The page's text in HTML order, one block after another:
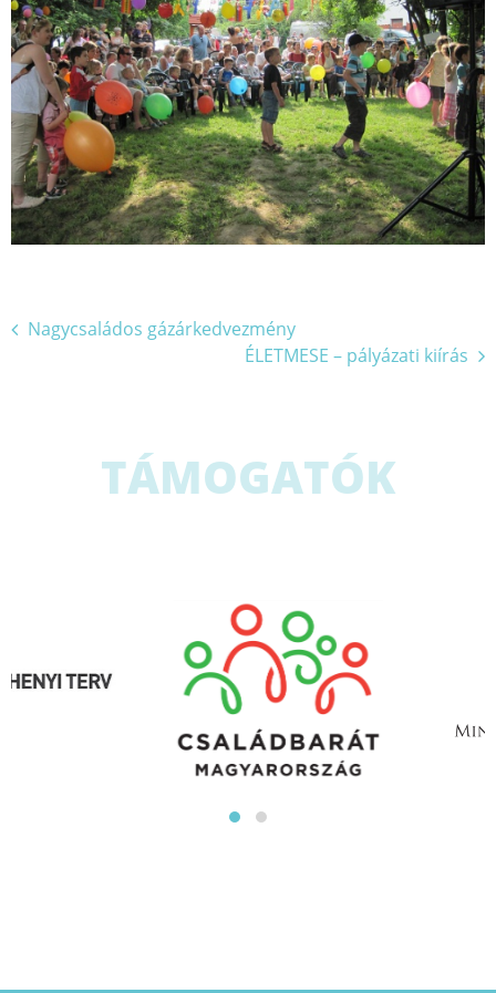
Bejegyzés
Nagycsaládos gázárkedvezmény
ÉLETMESE – pályázati kiírás
TÁMOGATÓK